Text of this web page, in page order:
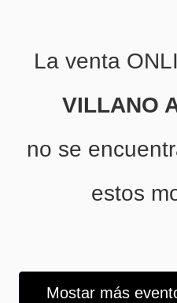
La venta
VILLANO
no se
estos
Mostar más